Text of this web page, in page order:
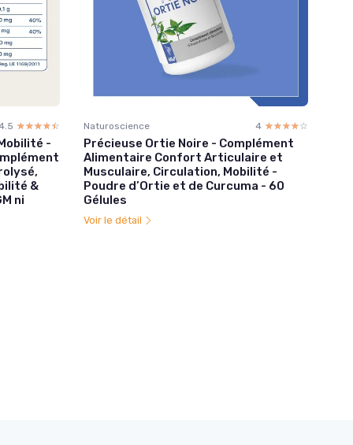
☆☆☆☆☆
★★★★★
-
&
ni
Naturoscience 4 ☆☆☆☆☆
★★★★★
Précieuse Ortie Noire - Complément
Alimentaire Confort Articulaire et
Musculaire, Circulation, Mobilité -
Poudre d’Ortie et de Curcuma - 60
Gélules
Voir le détail